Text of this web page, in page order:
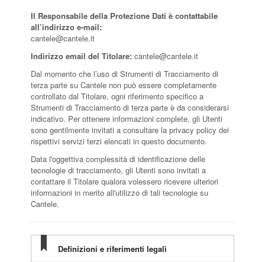
Il Responsabile della Protezione Dati è contattabile
all’indirizzo e-mail:
cantele@cantele.it
Indirizzo email del Titolare: cantele@cantele.it
Dal momento che l’uso di Strumenti di Tracciamento di
terza parte su Cantele non può essere completamente
controllato dal Titolare, ogni riferimento specifico a
Strumenti di Tracciamento di terza parte è da considerarsi
indicativo. Per ottenere informazioni complete, gli Utenti
sono gentilmente invitati a consultare la privacy policy dei
rispettivi servizi terzi elencati in questo documento.
Data l'oggettiva complessità di identificazione delle
tecnologie di tracciamento, gli Utenti sono invitati a
contattare il Titolare qualora volessero ricevere ulteriori
informazioni in merito all'utilizzo di tali tecnologie su
Cantele.
Definizioni e riferimenti legali